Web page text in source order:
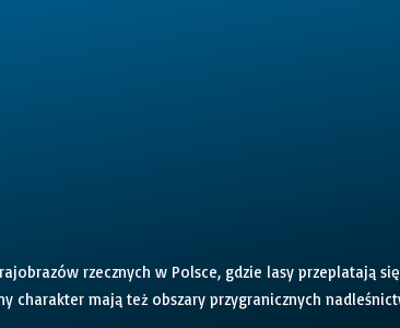
rzecznych w Polsce, gdzie lasy przeplatają
charakter mają też obszary przygranicznych